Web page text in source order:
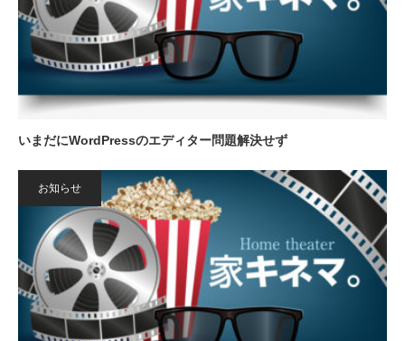
いまだにWordPressのエディター問題解決せず
お知らせ